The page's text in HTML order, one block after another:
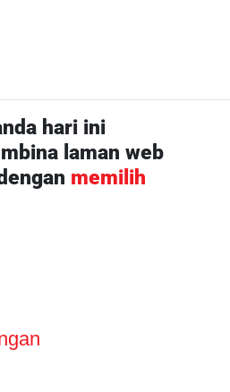
hari ini
laman web
memilih